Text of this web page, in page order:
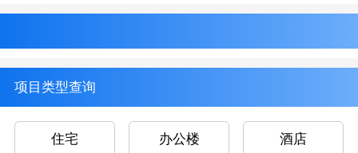
项目类型查询
住宅 办公楼 酒店